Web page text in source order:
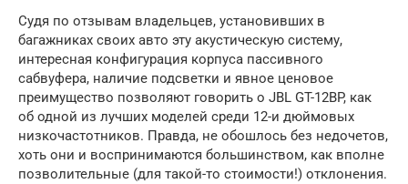
Судя по отзывам владельцев, установивших в
багажниках своих авто эту акустическую систему,
интересная конфигурация корпуса пассивного
сабвуфера, наличие подсветки и явное ценовое
преимущество позволяют говорить о JBL GT-12BP, как
об одной из лучших моделей среди 12-и дюймовых
низкочастотников. Правда, не обошлось без недочетов,
хоть они и воспринимаются большинством, как вполне
позволительные (для такой-то стоимости!) отклонения.